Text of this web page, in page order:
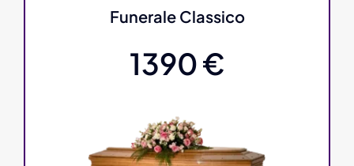
Funerale Classico
1390 €